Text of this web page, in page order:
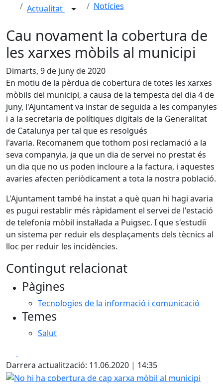
Actualitat Notícies
Cau novament la cobertura de
les xarxes mòbils al municipi
Dimarts, 9 de juny de 2020
En motiu de la pèrdua de cobertura de totes les xarxes
mòbils del municipi, a causa de la tempesta del dia 4 de
juny, l'Ajuntament va instar de seguida a les companyies
i a la secretaria de polítiques digitals de la Generalitat
de Catalunya per tal que es resolgués
l'avaria. Recomanem que tothom posi reclamació a la
seva companyia, ja que un dia de servei no prestat és
un dia que no us poden incloure a la factura, i aquestes
avaries afecten periòdicament a tota la nostra població.
L'Ajuntament també ha instat a què quan hi hagi avaria
es pugui restablir més ràpidament el servei de l'estació
de telefonia mòbil instal·lada a Puigsec. I que s'estudiï
un sistema per reduir els desplaçaments dels tècnics al
lloc per reduir les incidències.
Contingut relacionat
Pàgines
Tecnologies de la informació i comunicació
Temes
Salut
Darrera actualització: 11.06.2020 | 14:35
No hi ha cobertura de cap xarxa mòbil al municipi